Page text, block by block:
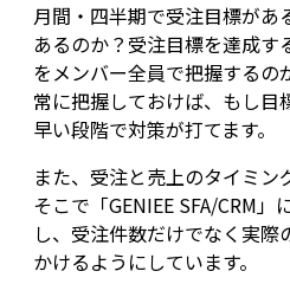
月間・四半期で受注目標があ
あるのか？受注目標を達成す
をメンバー全員で把握するの
常に把握しておけば、もし目
早い段階で対策が打てます。
また、受注と売上のタイミン
そこで「GENIEE SFA/CRM
し、受注件数だけでなく実際
かけるようにしています。